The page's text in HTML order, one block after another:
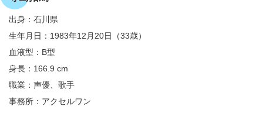
出身：石川県
生年月日：1983年12月20日（33歳）
血液型：B型
身長：166.9 cm
職業：声優、歌手
事務所：アクセルワン